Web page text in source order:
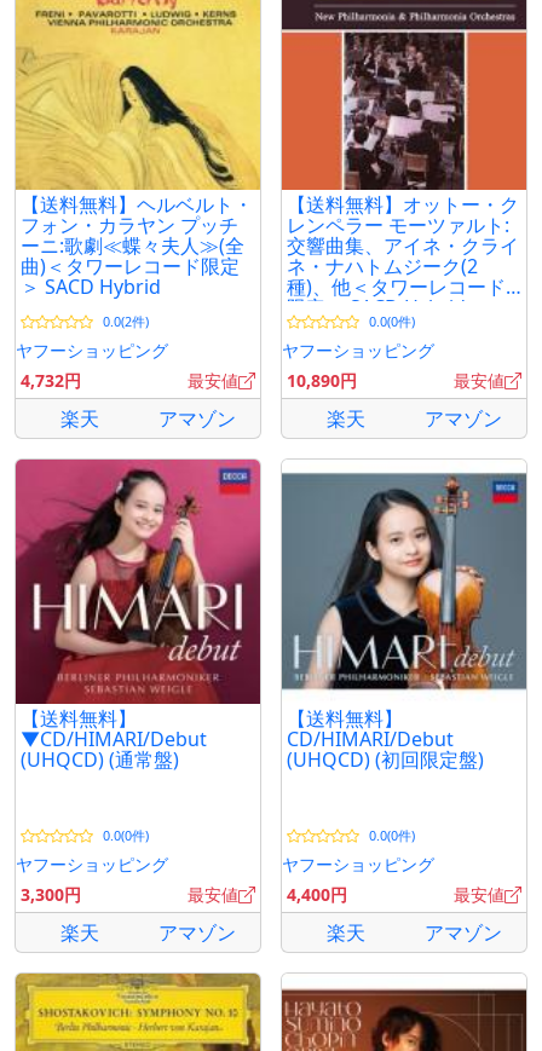
【送料無料】ヘルベルト・
フォン・カラヤン プッチ
ーニ:歌劇≪蝶々夫人≫(全
曲)＜タワーレコード限定
＞ SACD Hybrid
0.0(2件)
ヤフーショッピング
4,732円
最安値
楽天 アマゾン
【送料無料】オットー・ク
レンペラー モーツァルト:
交響曲集、アイネ・クライ
ネ・ナハトムジーク(2
種)、他＜タワーレコード
限定＞ SACD Hybrid
0.0(0件)
ヤフーショッピング
10,890円
最安値
楽天 アマゾン
【送料無料】
▼CD/HIMARI/Debut
(UHQCD) (通常盤)
0.0(0件)
ヤフーショッピング
3,300円
最安値
楽天 アマゾン
【送料無料】
CD/HIMARI/Debut
(UHQCD) (初回限定盤)
0.0(0件)
ヤフーショッピング
4,400円
最安値
楽天 アマゾン